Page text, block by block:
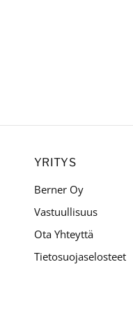
YRITYS
Berner Oy
Vastuullisuus
Ota Yhteyttä
Tietosuojaselosteet